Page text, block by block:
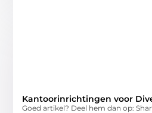
Kantoorinrichtingen voor
Goed artikel? Deel hem dan op: